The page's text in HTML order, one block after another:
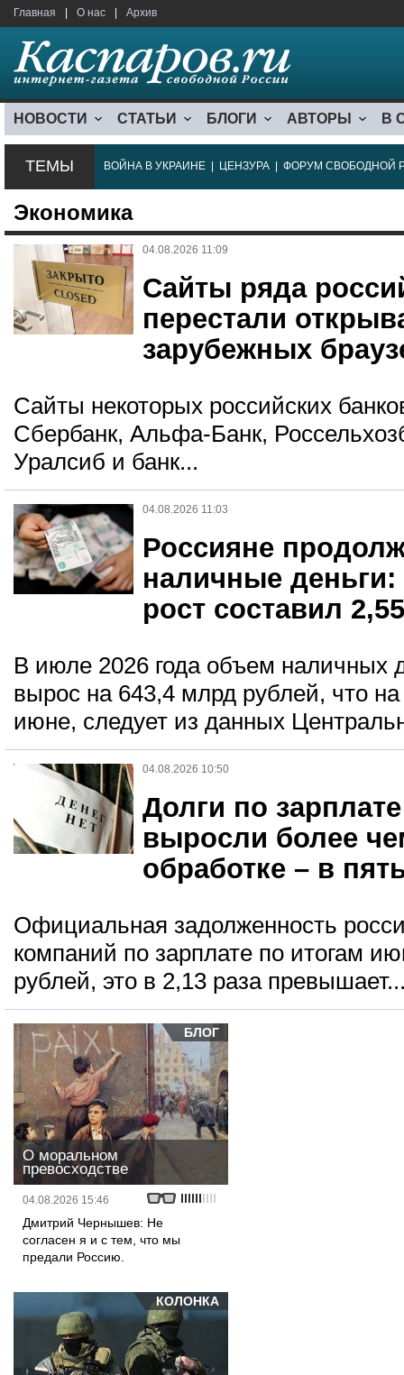
Главная О нас Архив
НОВОСТИ СТАТЬИ БЛОГИ АВТОРЫ В
ТЕМЫ ВОЙНА В УКРАИНЕ ЦЕНЗУРА ФОРУМ СВОБОДНОЙ
Экономика
04.08.2026 11:09
Сайты ряда
перестали
зарубежных
Сайты некоторых российских
Сбербанк, Альфа-Банк,
Уралсиб и банк...
04.08.2026 11:03
Россияне
наличные
рост составил
В июле 2026 года объем наличных
вырос на 643,4 млрд рублей, что
июне, следует из данных
04.08.2026 10:50
Долги по
выросли более
обработке – в
Официальная задолженность
компаний по зарплате по итогам
рублей, это в 2,13 раза
БЛОГ
О моральном
превосходстве
04.08.2026 15:46
Дмитрий Чернышев: Не
согласен я и с тем, что мы
предали Россию.
КОЛОНКА